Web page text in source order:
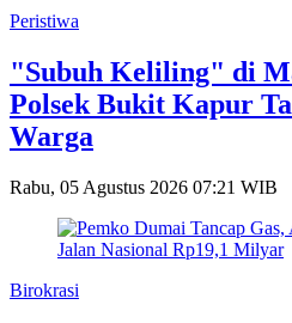
Peristiwa
"Subuh Keliling" di
Polsek Bukit Kapur
Warga
Rabu, 05 Agustus 2026 07:21 WIB
Birokrasi